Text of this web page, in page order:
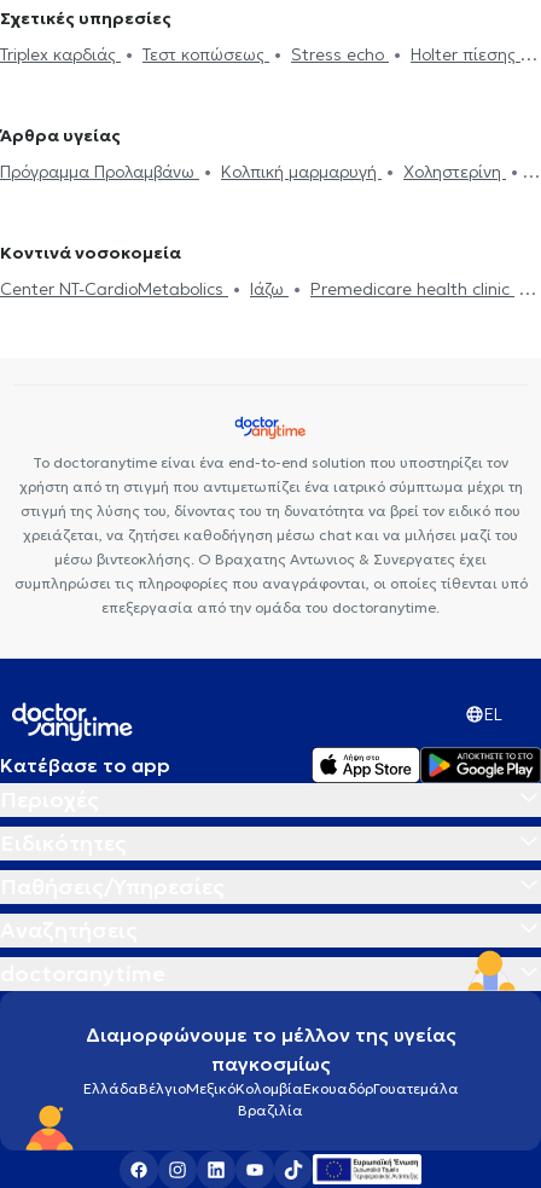
Καρδιολόγοι στην Αθήνα
Καρδιολόγοι στη Δάφνη
Καρδιολόγοι στον Άγιο Δημήτριο
Καρδιολόγοι στο Παγκράτι
Καρδιολόγοι στον Κορυδαλλό
Σχετικές υπηρεσίες
Triplex καρδιάς
Τεστ κοπώσεως Stress echo
Holter πίεσης
έλεγχος
'Eμφραγμα συμπτώματα
στήθος
Πνευμονική υπέρταση
Μυοκαρδιοπάθεια
Άρθρα υγείας
Πρόγραμμα Προλαμβάνω
Κολπική μαρμαρυγή
Χοληστερίνη
Κοντινά νοσοκομεία
Center NT-CardioMetabolics
Ιάζω
Premedicare health clinic
Το doctoranytime είναι ένα end-to-end solution που υποστηρίζει τον
χρήστη από τη στιγμή που αντιμετωπίζει ένα ιατρικό σύμπτωμα μέχρι τη
στιγμή της λύσης του, δίνοντας του τη δυνατότητα να βρεί τον ειδικό που
χρειάζεται, να ζητήσει καθοδήγηση μέσω chat και να μιλήσει μαζί του
μέσω βιντεοκλήσης. Ο Βραχατης Αντωνιος & Συνεργατες έχει
συμπληρώσει τις πληροφορίες που αναγράφονται, οι οποίες τίθενται υπό
επεξεργασία από την ομάδα του doctoranytime.
EL
Κατέβασε το app
Διαμορφώνουμε το μέλλον της υγείας
παγκοσμίως
ΕλλάδαΒέλγιοΜεξικόΚολομβίαΕκουαδόρΓουατεμάλα
Βραζιλία